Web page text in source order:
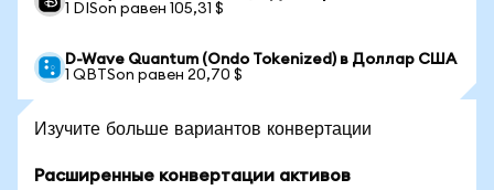
1 DISon равен 105,31 $
D-Wave Quantum (Ondo Tokenized) в Доллар США
1 QBTSon равен 20,70 $
Изучите больше вариантов конвертации
Расширенные конвертации активов